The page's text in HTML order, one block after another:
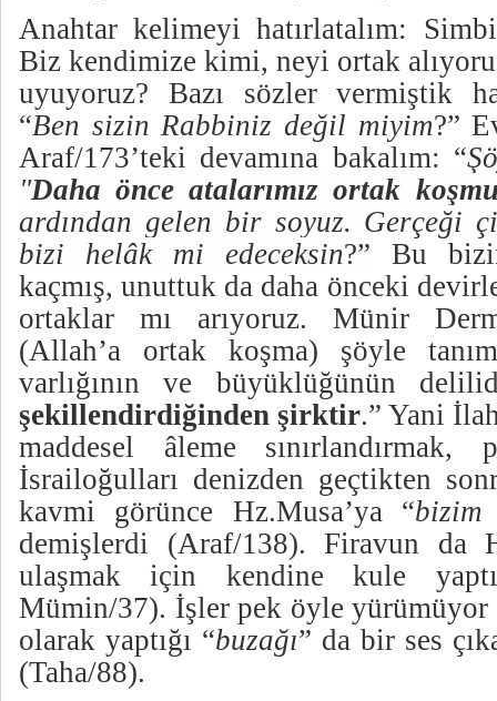
Anahtar kelimeyi hatırlatalım:
Biz kendimize kimi, neyi ortak
uyuyoruz? Bazı sözler vermiştik
“Ben sizin Rabbiniz değil miyim?”
Araf/173’teki devamına bakalım: “
"Daha önce atalarımız ortak
ardından gelen bir soyuz. Gerçeği
bizi helâk mi edeceksin?” Bu
kaçmış, unuttuk da daha önceki
ortaklar mı arıyoruz. Münir
(Allah’a ortak koşma) şöyle
varlığının ve büyüklüğünün
şekillendirdiğinden şirktir.” Yani
maddesel âleme
İsrailoğulları denizden geçtikten
kavmi görünce Hz.Musa’ya “
demişlerdi (Araf/138). Firavun da
ulaşmak için kendine kule
Mümin/37). İşler pek öyle yürümüyor
olarak yaptığı “buzağı” da bir ses
(Taha/88).